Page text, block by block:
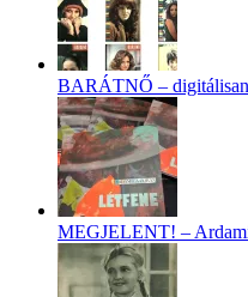
BARÁTNŐ – digitálisan
MEGJELENT! –